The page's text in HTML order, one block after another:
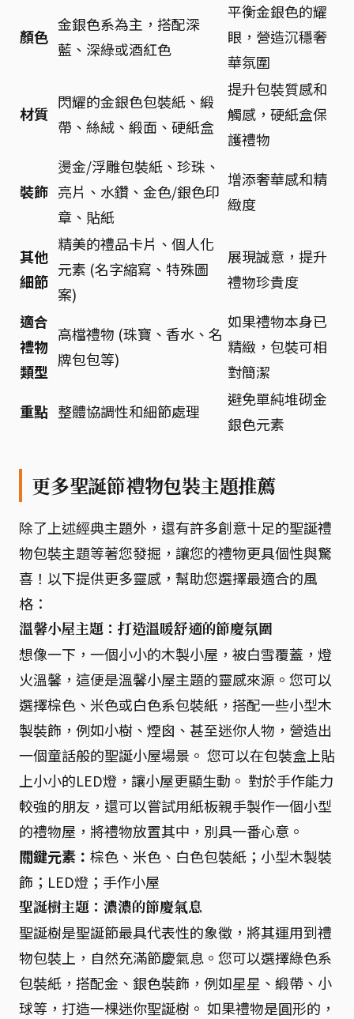
顏色
金銀色系為主，搭配深
藍、深綠或酒紅色
平衡金銀色的耀
眼，營造沉穩奢
華氛圍
材質
閃耀的金銀色包裝紙、緞
帶、絲絨、緞面、硬紙盒
提升包裝質感和
觸感，硬紙盒保
護禮物
裝飾
燙金/浮雕包裝紙、珍珠、
亮片、水鑽、金色/銀色印
章、貼紙
增添奢華感和精
緻度
其他
細節
精美的禮品卡片、個人化
元素 (名字縮寫、特殊圖
案)
展現誠意，提升
禮物珍貴度
適合
禮物
類型
高檔禮物 (珠寶、香水、名
牌包包等)
如果禮物本身已
精緻，包裝可相
對簡潔
重點 整體協調性和細節處理
避免單純堆砌金
銀色元素
更多聖誕節禮物包裝主題推薦
除了上述經典主題外，還有許多創意十足的聖誕禮
物包裝主題等著您發掘，讓您的禮物更具個性與驚
喜！以下提供更多靈感，幫助您選擇最適合的風
格：
溫馨小屋主題：打造溫暖舒適的節慶氛圍
想像一下，一個小小的木製小屋，被白雪覆蓋，燈
火溫馨，這便是溫馨小屋主題的靈感來源。您可以
選擇棕色、米色或白色系包裝紙，搭配一些小型木
製裝飾，例如小樹、煙囪、甚至迷你人物，營造出
一個童話般的聖誕小屋場景。 您可以在包裝盒上貼
上小小的LED燈，讓小屋更顯生動。 對於手作能力
較強的朋友，還可以嘗試用紙板親手製作一個小型
的禮物屋，將禮物放置其中，別具一番心意。
關鍵元素： 棕色、米色、白色包裝紙；小型木製裝
飾；LED燈；手作小屋
聖誕樹主題：濃濃的節慶氣息
聖誕樹是聖誕節最具代表性的象徵，將其運用到禮
物包裝上，自然充滿節慶氣息。您可以選擇綠色系
包裝紙，搭配金、銀色裝飾，例如星星、緞帶、小
球等，打造一棵迷你聖誕樹。 如果禮物是圓形的，